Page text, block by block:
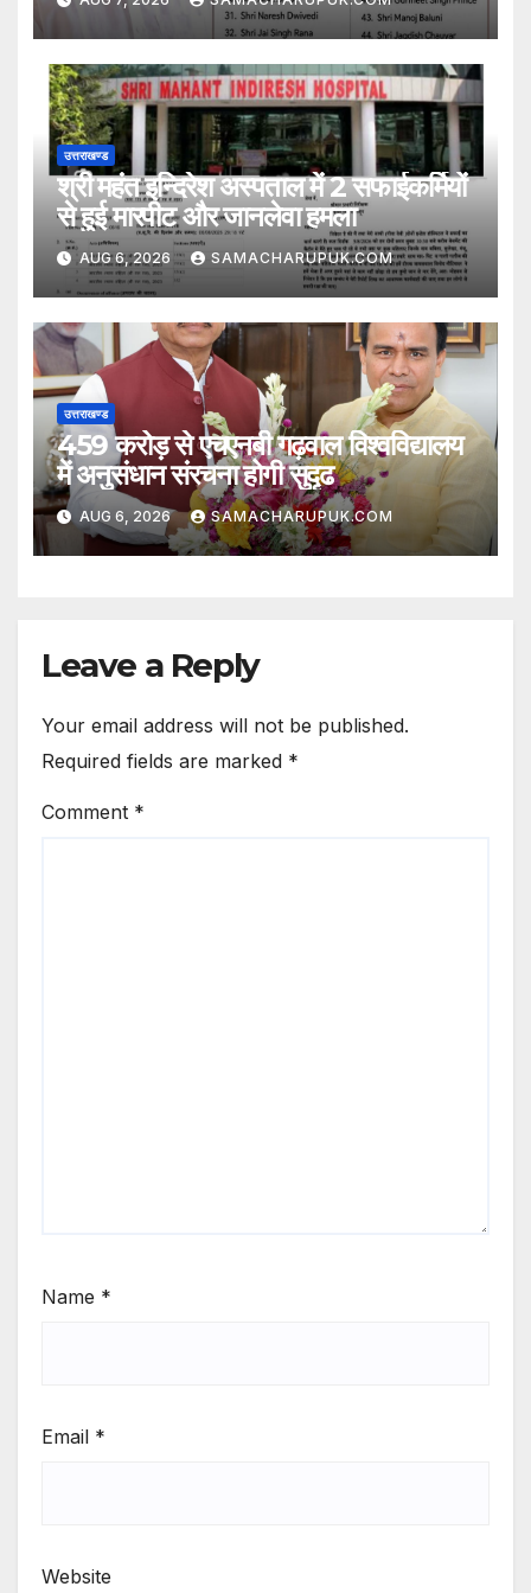
उत्तराखण्ड
श्री महंत इन्दिरेश अस्पताल में 2 सफाईकर्मियों
से हुई मारपीट और जानलेवा हमला
AUG 6, 2026 SAMACHARUPUK.COM
उत्तराखण्ड
459 करोड़ से एचएनबी गढ़वाल विश्वविद्यालय
में अनुसंधान संरचना होगी सुदृढ
AUG 6, 2026 SAMACHARUPUK.COM
Leave a Reply
Your email address will not be published.
Required fields are marked *
Comment *
Name *
Email *
Website